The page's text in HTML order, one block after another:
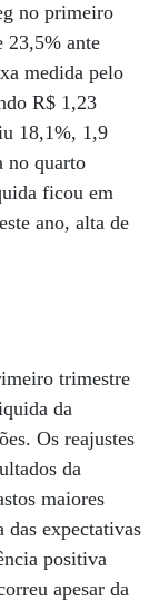
no primeiro
23,5% ante
medida pelo
R$ 1,23
18,1%, 1,9
no quarto
ficou em
ano, alta de
trimestre
da
Os reajustes
da
maiores
expectativas
positiva
apesar da